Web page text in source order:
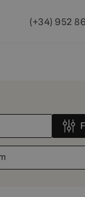
(+34) 952